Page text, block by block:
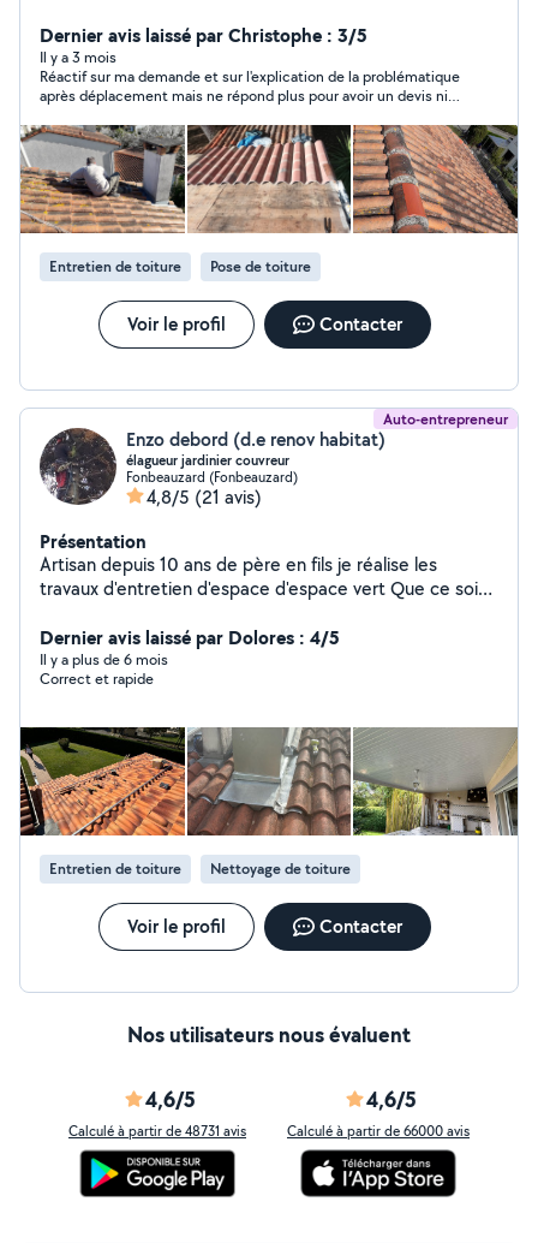
toutefois vous souhaitez me joindre voir avec mon nom
de ste et mon nom sur google a l' Union 31240
Dernier avis laissé par Christophe : 3/5
Il y a 3 mois
Réactif sur ma demande et sur l'explication de la problématique
après déplacement mais ne répond plus pour avoir un devis ni
Entretien de toiture Pose de toiture
Voir le profil Contacter
Auto-entrepreneur
Enzo debord (d.e renov habitat)
élagueur jardinier couvreur
Fonbeauzard (Fonbeauzard)
4,8/5 (21 avis)
Présentation
Artisan depuis 10 ans de père en fils je réalise les
travaux d'entretien d'espace d'espace vert Que ce soit
réalise aussi les travaux de rénovation de toiture
zinguerie et peinture intérieur et extérieur Je me
déplace dans tous la haute Garonne Je suis équipe de
Remorque benne et tous le matériel nécessaire
Dernier avis laissé par Dolores : 4/5
Il y a plus de 6 mois
Correct et rapide
Entretien de toiture Nettoyage de toiture
Voir le profil Contacter
Nos utilisateurs nous évaluent
4,6/5
Calculé à partir de 48731 avis
4,6/5
Calculé à partir de 66000 avis